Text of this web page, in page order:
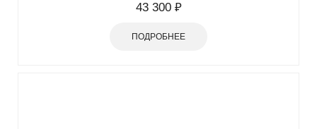
43 300 ₽
ПОДРОБНЕЕ